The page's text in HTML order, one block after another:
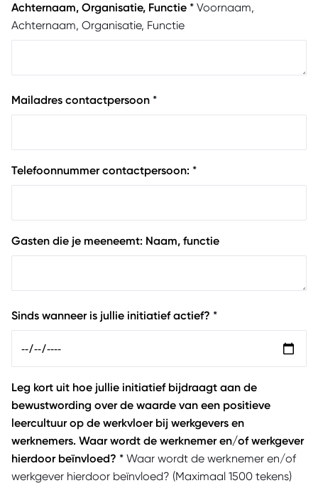
Achternaam, Organisatie, Functie * Voornaam,
Achternaam, Organisatie, Functie
Mailadres contactpersoon *
Telefoonnummer contactpersoon: *
Gasten die je meeneemt: Naam, functie
Sinds wanneer is jullie initiatief actief? *
Leg kort uit hoe jullie initiatief bijdraagt aan de
bewustwording over de waarde van een positieve
leercultuur op de werkvloer bij werkgevers en
werknemers. Waar wordt de werknemer en/of werkgever
hierdoor beïnvloed? * Waar wordt de werknemer en/of
werkgever hierdoor beïnvloed? (Maximaal 1500 tekens)